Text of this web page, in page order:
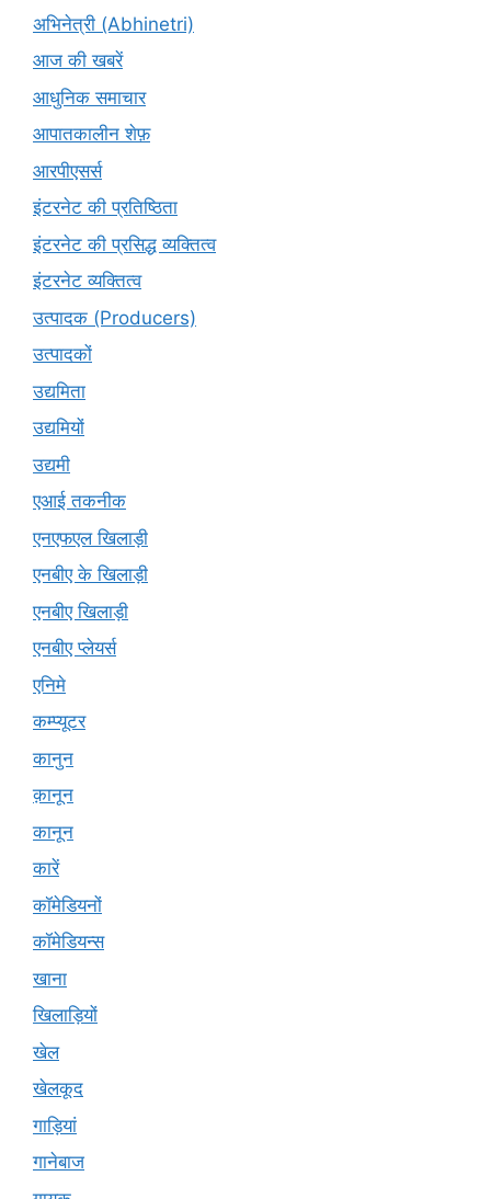
अभिनेत्री (Abhinetri)
आज की खबरें
आधुनिक समाचार
आपातकालीन शेफ़
आरपीएसर्स
इंटरनेट की प्रतिष्ठिता
इंटरनेट की प्रसिद्ध व्यक्तित्व
इंटरनेट व्यक्तित्व
उत्पादक (Producers)
उत्पादकों
उद्यमिता
उद्यमियों
उद्यमी
एआई तकनीक
एनएफएल खिलाड़ी
एनबीए के खिलाड़ी
एनबीए खिलाड़ी
एनबीए प्लेयर्स
एनिमे
कम्प्यूटर
कानुन
क़ानून
कानून
कारें
कॉमेडियनों
कॉमेडियन्स
खाना
खिलाड़ियों
खेल
खेलकूद
गाड़ियां
गानेबाज